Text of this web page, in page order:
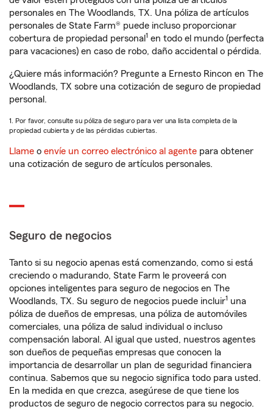
personales en The Woodlands, TX. Una póliza de artículos
personales de State Farm® puede incluso proporcionar
cobertura de propiedad personal 1 en todo el mundo (perfecta
para vacaciones) en caso de robo, daño accidental o pérdida.
¿Quiere más información? Pregunte a Ernesto Rincon en The
Woodlands, TX sobre una cotización de seguro de propiedad
personal.
1. Por favor, consulte su póliza de seguro para ver una lista completa de la
propiedad cubierta y de las pérdidas cubiertas.
Llame o envíe un correo electrónico al agente para obtener
una cotización de seguro de artículos personales.
Seguro de negocios
Tanto si su negocio apenas está comenzando, como si está
creciendo o madurando, State Farm le proveerá con
opciones inteligentes para seguro de negocios en The
Woodlands, TX. Su seguro de negocios puede incluir1 una
póliza de dueños de empresas, una póliza de automóviles
comerciales, una póliza de salud individual o incluso
compensación laboral. Al igual que usted, nuestros agentes
son dueños de pequeñas empresas que conocen la
importancia de desarrollar un plan de seguridad financiera
continua. Sabemos que su negocio significa todo para usted.
En la medida en que crezca, asegúrese de que tiene los
productos de seguro de negocio correctos para su negocio.